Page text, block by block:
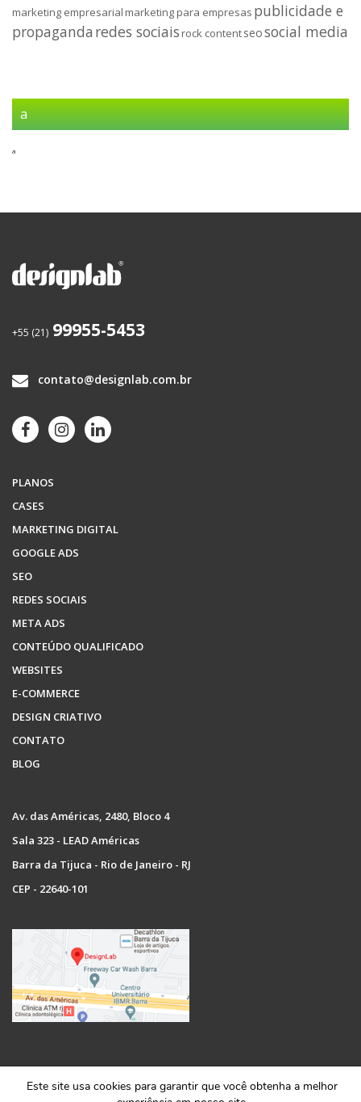
marketing empresarial marketing para empresas publicidade e
propaganda redes sociais rock contentseosocial media
a
a
+55 (21) 99955-5453
contato@designlab.com.br
PLANOS
CASES
MARKETING DIGITAL
GOOGLE ADS
SEO
REDES SOCIAIS
META ADS
CONTEÚDO QUALIFICADO
WEBSITES
E-COMMERCE
DESIGN CRIATIVO
CONTATO
BLOG
Av. das Américas, 2480, Bloco 4
Sala 323 - LEAD Américas
Barra da Tijuca - Rio de Janeiro - RJ
CEP - 22640-101
Copyright © 2022 Designlab. Todos os direitos reservados.
Razão social: GD Comunicações e Soluções Multimidia LTDA. Cnpj:
Este site usa cookies para garantir que você obtenha a melhor